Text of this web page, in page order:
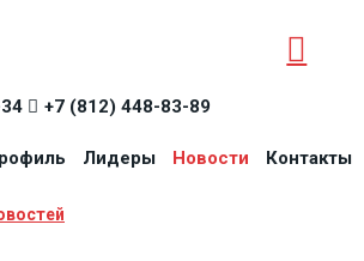
+7 (812) 448-83-89
Лидеры Новости Контакты